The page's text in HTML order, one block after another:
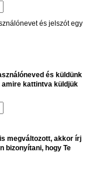
és jelszót egy
és küldünk
kattintva küldjük
megváltozott, akkor írj
bizonyítani, hogy Te